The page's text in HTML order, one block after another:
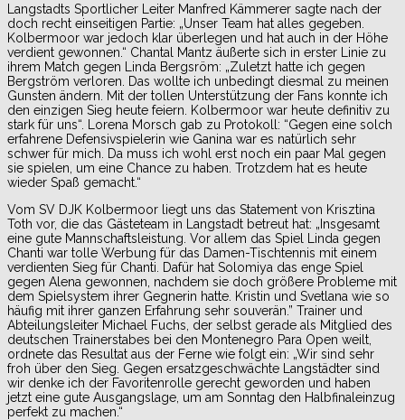
Langstadts Sportlicher Leiter Manfred Kämmerer sagte nach der
doch recht einseitigen Partie: „Unser Team hat alles gegeben.
Kolbermoor war jedoch klar überlegen und hat auch in der Höhe
verdient gewonnen.“ Chantal Mantz äußerte sich in erster Linie zu
ihrem Match gegen Linda Bergsröm: „Zuletzt hatte ich gegen
Bergström verloren. Das wollte ich unbedingt diesmal zu meinen
Gunsten ändern. Mit der tollen Unterstützung der Fans konnte ich
den einzigen Sieg heute feiern. Kolbermoor war heute definitiv zu
stark für uns“. Lorena Morsch gab zu Protokoll: “Gegen eine solch
erfahrene Defensivspielerin wie Ganina war es natürlich sehr
schwer für mich. Da muss ich wohl erst noch ein paar Mal gegen
sie spielen, um eine Chance zu haben. Trotzdem hat es heute
wieder Spaß gemacht.“
Vom SV DJK Kolbermoor liegt uns das Statement von Krisztina
Toth vor, die das Gästeteam in Langstadt betreut hat: „Insgesamt
eine gute Mannschaftsleistung. Vor allem das Spiel Linda gegen
Chanti war tolle Werbung für das Damen-Tischtennis mit einem
verdienten Sieg für Chanti. Dafür hat Solomiya das enge Spiel
gegen Alena gewonnen, nachdem sie doch größere Probleme mit
dem Spielsystem ihrer Gegnerin hatte. Kristin und Svetlana wie so
häufig mit ihrer ganzen Erfahrung sehr souverän.” Trainer und
Abteilungsleiter Michael Fuchs, der selbst gerade als Mitglied des
deutschen Trainerstabes bei den Montenegro Para Open weilt,
ordnete das Resultat aus der Ferne wie folgt ein: „Wir sind sehr
froh über den Sieg. Gegen ersatzgeschwächte Langstädter sind
wir denke ich der Favoritenrolle gerecht geworden und haben
jetzt eine gute Ausgangslage, um am Sonntag den Halbfinaleinzug
perfekt zu machen.“